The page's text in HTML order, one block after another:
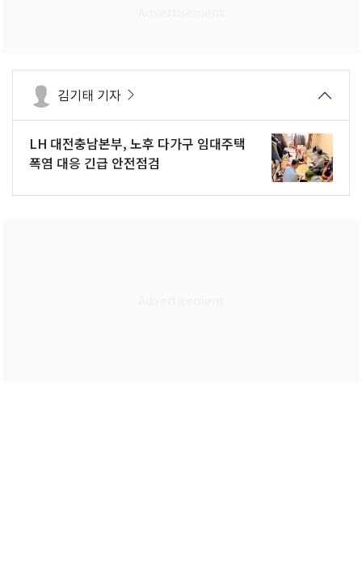
김기태 기자
LH 대전충남본부, 노후 다가구 임대주택
폭염 대응 긴급 안전점검